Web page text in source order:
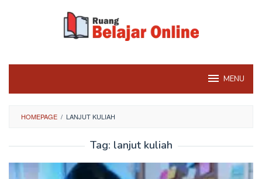
MENU
HOMEPAGE / LANJUT KULIAH
Tag: lanjut kuliah